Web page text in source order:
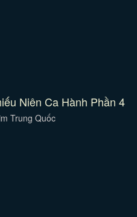
Niên Ca Hành Phần 4
Trung Quốc